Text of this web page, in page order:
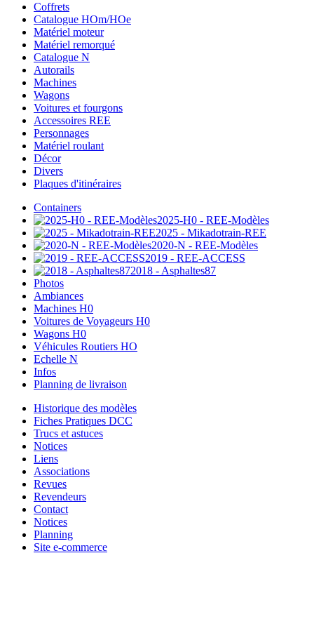
Coffrets
Catalogue HOm/HOe
Matériel moteur
Matériel remorqué
Catalogue N
Autorails
Machines
Wagons
Voitures et fourgons
Accessoires REE
Personnages
Matériel roulant
Décor
Divers
Plaques d'itinéraires
Containers
2025-H0 - REE-Modèles
2025 - Mikadotrain-REE
2020-N - REE-Modèles
2019 - REE-ACCESS
2018 - Asphaltes87
Photos
Ambiances
Machines H0
Voitures de Voyageurs H0
Wagons H0
Véhicules Routiers HO
Echelle N
Infos
Planning de livraison
Historique des modèles
Fiches Pratiques DCC
Trucs et astuces
Notices
Liens
Associations
Revues
Revendeurs
Contact
Notices
Planning
Site e-commerce